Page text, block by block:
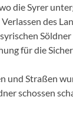
die Syrer
des
für die
und Straßen
schossen